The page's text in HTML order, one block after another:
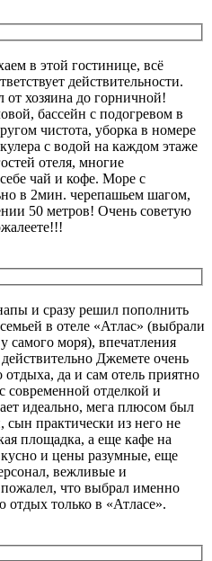
в этой гостинице, всё
действительности.
хозяина до горничной!
бассейн с подогревом в
чистота, уборка в номере
с водой на каждом этаже
отеля, многие
чай и кофе. Море с
в 2мин. черепашьем шагом,
50 метров! Очень советую
и сразу решил пополнить
в отеле «Атлас» (выбрали
самого моря), впечатления
Джемете очень
отдыха, да и сам отель приятно
современной отделкой и
идеально, мега плюсом был
сын практически из него не
площадка, а еще кафе на
и цены разумные, еще
вежливые и
что выбрал именно
отдых только в «Атласе».